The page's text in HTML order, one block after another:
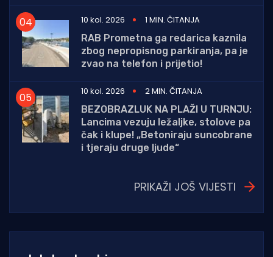
10 kol. 2026
1 MIN. ČITANJA
RAB Prometna ga redarica kaznila
zbog nepropisnog parkiranja, pa je
zvao na telefon i prijetio!
10 kol. 2026
2 MIN. ČITANJA
BEZOBRAZLUK NA PLAŽI U TURNJU:
Lancima vezuju ležaljke, stolove pa
čak i klupe! „Betoniraju suncobrane
i tjeraju druge ljude“
PRIKAŽI JOŠ VIJESTI